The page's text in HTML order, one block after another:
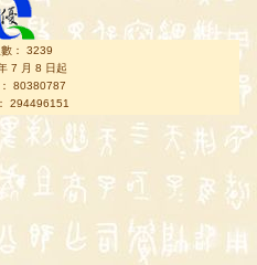
： 3239
7 月 8 日起
80380787
294496151